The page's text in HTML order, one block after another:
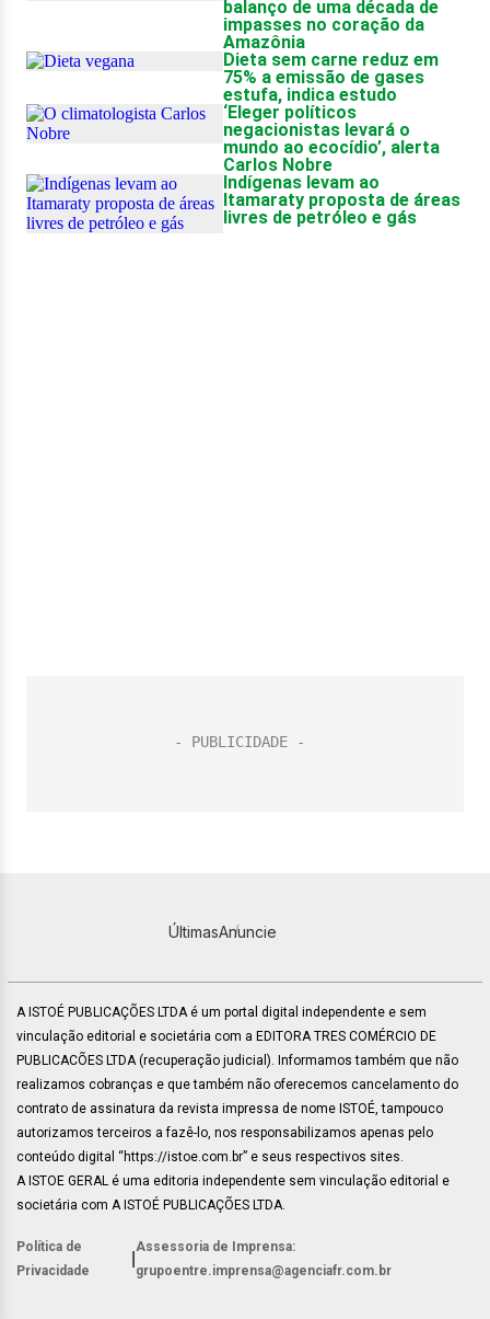
ÚltimasAnuncie
A ISTOÉ PUBLICAÇÕES LTDA é um portal digital independente e sem
vinculação editorial e societária com a EDITORA TRES COMÉRCIO DE
PUBLICACÕES LTDA (recuperação judicial). Informamos também que não
realizamos cobranças e que também não oferecemos cancelamento do
contrato de assinatura da revista impressa de nome ISTOÉ, tampouco
autorizamos terceiros a fazê-lo, nos responsabilizamos apenas pelo
conteúdo digital “https://istoe.com.br” e seus respectivos sites.
A ISTOE GERAL é uma editoria independente sem vinculação editorial e
societária com A ISTOÉ PUBLICAÇÕES LTDA.
Política de
Privacidade
Assessoria de Imprensa:
grupoentre.imprensa@agenciafr.com.br